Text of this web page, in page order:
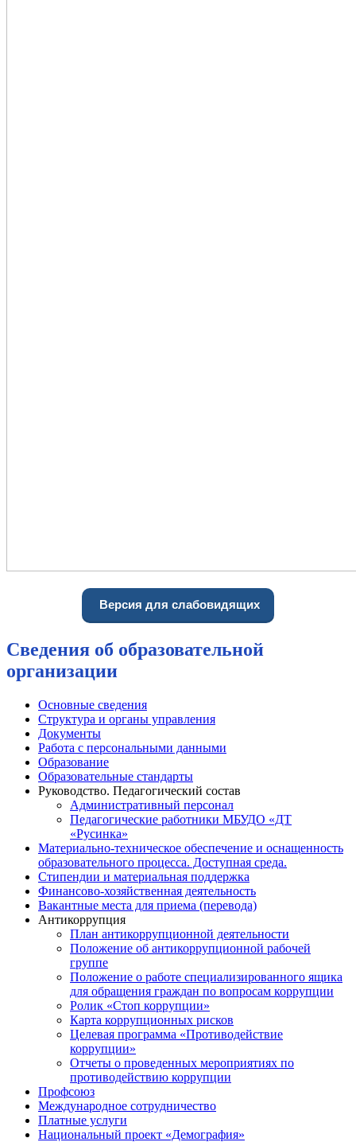
Версия для слабовидящих
Сведения об образовательной
организации
Основные сведения
Структура и органы управления
Документы
Работа с персональными данными
Образование
Образовательные стандарты
Руководство. Педагогический состав
Административный персонал
Педагогические работники МБУДО «ДТ
«Русинка»
Материально-техническое обеспечение и оснащенность
образовательного процесса. Доступная среда.
Стипендии и материальная поддержка
Финансово-хозяйственная деятельность
Вакантные места для приема (перевода)
Антикоррупция
План антикоррупционной деятельности
Положение об антикоррупционной рабочей
группе
Положение о работе специализированного ящика
для обращения граждан по вопросам коррупции
Ролик «Стоп коррупции»
Карта коррупционных рисков
Целевая программа «Противодействие
коррупции»
Отчеты о проведенных мероприятиях по
противодействию коррупции
Профсоюз
Международное сотрудничество
Платные услуги
Национальный проект «Демография»